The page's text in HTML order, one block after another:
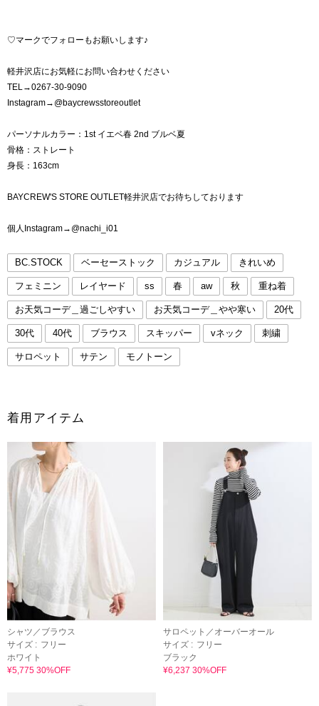
♡マークでフォローもお願いします♪
軽井沢店にお気軽にお問い合わせください
TEL→0267-30-9090
Instagram→@baycrewsstoreoutlet
パーソナルカラー：1st イエベ春 2nd ブルベ夏
骨格：ストレート
身長：163cm
BAYCREW'S STORE OUTLET軽井沢店でお待ちしております
個人Instagram→@nachi_i01
BC.STOCK ベーセーストック カジュアル きれいめ
フェミニン レイヤード ss 春 aw 秋 重ね着
お天気コーデ＿過ごしやすい お天気コーデ＿やや寒い 20代
30代 40代 ブラウス スキッパー vネック 刺繍
サロペット サテン モノトーン
着用アイテム
シャツ／ブラウス
サイズ : フリー
ホワイト
¥5,775 30%OFF
サロペット／オーバーオール
サイズ : フリー
ブラック
¥6,237 30%OFF